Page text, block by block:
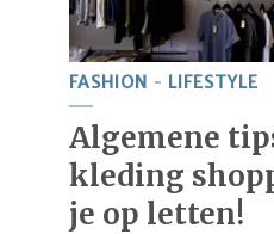
FASHION LIFESTYLE
Algemene
kleding
je op letten!